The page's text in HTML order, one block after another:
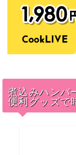
煮込みハンバ
便利グッズで